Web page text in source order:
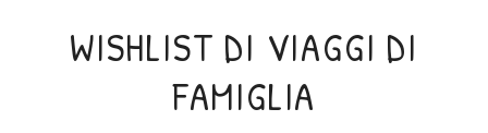
WISHLIST DI VIAGGI DI
FAMIGLIA